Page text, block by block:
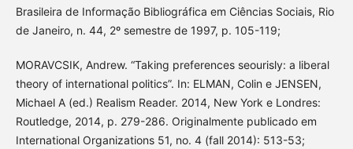
Brasileira de Informação Bibliográfica em Ciências Sociais, Rio
de Janeiro, n. 44, 2º semestre de 1997, p. 105-119;
MORAVCSIK, Andrew. “Taking preferences seourisly: a liberal
theory of international politics”. In: ELMAN, Colin e JENSEN,
Michael A (ed.) Realism Reader. 2014, New York e Londres:
Routledge, 2014, p. 279-286. Originalmente publicado em
International Organizations 51, no. 4 (fall 2014): 513-53;